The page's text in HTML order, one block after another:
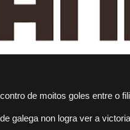
de moitos goles entre o
galega non logra ver a